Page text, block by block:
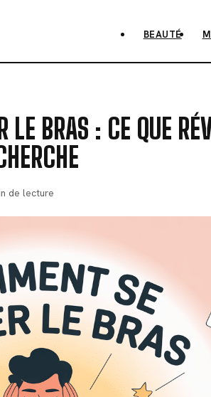
BEAUTÉ
BRAS : CE QUE
de lecture